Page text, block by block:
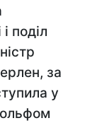
поділ
за
у